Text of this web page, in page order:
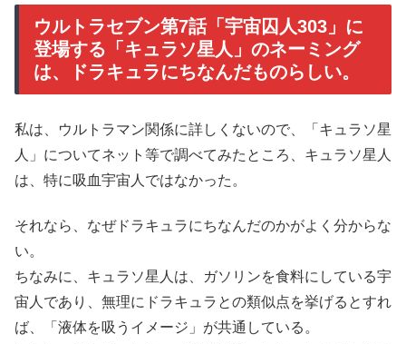
ウルトラセブン第7話「宇宙囚人303」に
登場する「キュラソ星人」のネーミング
は、ドラキュラにちなんだものらしい。
私は、ウルトラマン関係に詳しくないので、「キュラソ星
人」についてネット等で調べてみたところ、キュラソ星人
は、特に吸血宇宙人ではなかった。
それなら、なぜドラキュラにちなんだのかがよく分からな
い。
ちなみに、キュラソ星人は、ガソリンを食料にしている宇
宙人であり、無理にドラキュラとの類似点を挙げるとすれ
ば、「液体を吸うイメージ」が共通している。